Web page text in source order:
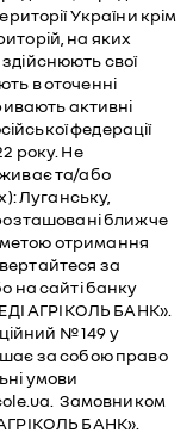
України крім
на яких
свої
в оточенні
активні
федерації
року. Не
та/або
Луганську,
ближче
метою отримання
за
на сайті банку
АГРІКОЛЬ БАНК».
№ 149 у
за собою право
умови
Замовником
БАНК».